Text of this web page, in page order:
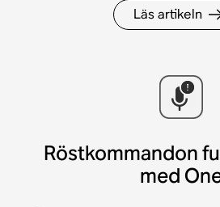
Läs artikeln
Röstkommandon
med